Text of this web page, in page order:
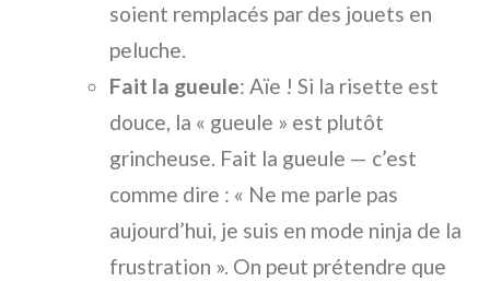
soient remplacés par des jouets en
peluche.
Fait la gueule: Aïe ! Si la risette est
douce, la « gueule » est plutôt
grincheuse. Fait la gueule — c’est
comme dire : « Ne me parle pas
aujourd’hui, je suis en mode ninja de la
frustration ». On peut prétendre que